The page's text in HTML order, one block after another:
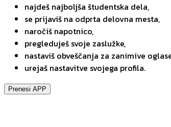
najdeš najboljša študentska dela,
se prijaviš na odprta delovna mesta,
naročiš napotnico,
pregleduješ svoje zaslužke,
nastaviš obveščanja za zanimive
urejaš nastavitve svojega profila.
Prenesi APP